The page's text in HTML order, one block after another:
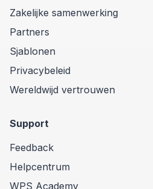
Zakelijke samenwerking
Partners
Sjablonen
Privacybeleid
Wereldwijd vertrouwen
Support
Feedback
Helpcentrum
WPS Academy